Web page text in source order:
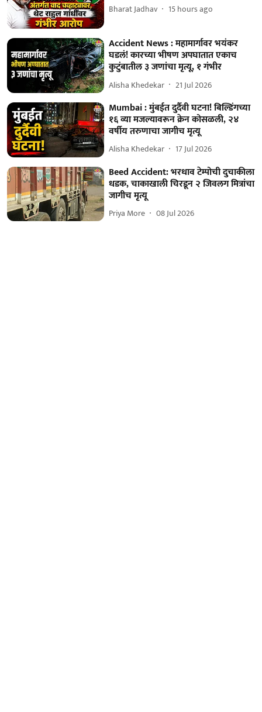
Bharat Jadhav 15 hours ago
Accident News : महामार्गावर भयंकर
घडलं! कारच्या भीषण अपघातात एकाच
कुटुंबातील ३ जणांचा मृत्यू, १ गंभीर
Alisha Khedekar 21 Jul 2026
Mumbai : मुंबईत दुर्दैवी घटना! बिल्डिंगच्या
१६ व्या मजल्यावरून क्रेन कोसळली, २४
वर्षीय तरुणाचा जागीच मृत्यू
Alisha Khedekar 17 Jul 2026
Beed Accident: भरधाव टेम्पोची दुचाकीला
धडक, चाकाखाली चिरडून २ जिवलग मित्रांचा
जागीच मृत्यू
Priya More 08 Jul 2026